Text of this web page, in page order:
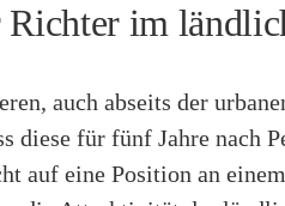
im
auch abseits der
diese für fünf Jahre nach
auf eine Position an